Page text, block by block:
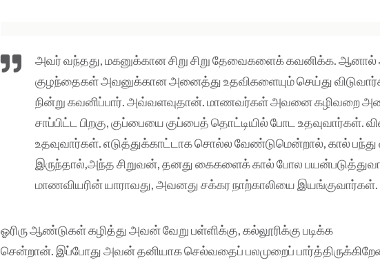
அவர் வந்தது, மகனுக்கான சிறு சிறு தேவைகளைக் கவனிக்க. ஆனால்
குழந்தைகள் அவனுக்கான அனைத்து உதவிகளையும் செய்து
நின்று கவனிப்பார். அவ்வளவுதான். மாணவர்கள் அவனை கழிவறை
சாப்பிட்ட பிறகு, குப்பையை குப்பைத் தொட்டியில் போட உதவுவார்கள்.
உதவுவார்கள். எடுத்துக்காட்டாக சொல்ல வேண்டுமென்றால், கால்
இருந்தால்,அந்த சிறுவன், தனது கைகளைக் கால் போல
மாணவியரின் யாராவது, அவனது சக்கர நாற்காலியை இயங்குவார்கள்.
ஓரிரு ஆண்டுகள் கழித்து அவன் வேறு பள்ளிக்கு, கல்லூரிக்கு படிக்க
சென்றான். இப்போது அவன் தனியாக செல்வதைப் பலமுறைப்